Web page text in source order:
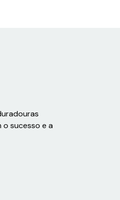
sucesso e a